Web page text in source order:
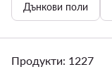
Дънкови поли
Продукти: 1227